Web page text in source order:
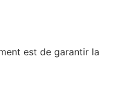
est de garantir la